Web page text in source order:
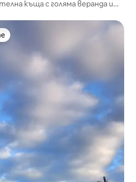
къща с голяма веранда и
на гостите